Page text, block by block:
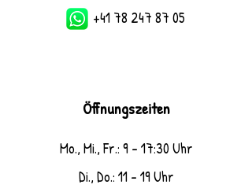
+41 78 247 87 05
Öffnungszeiten
Mo., Mi., Fr.: 9 - 17:30 Uhr
Di., Do.: 11 - 19 Uhr